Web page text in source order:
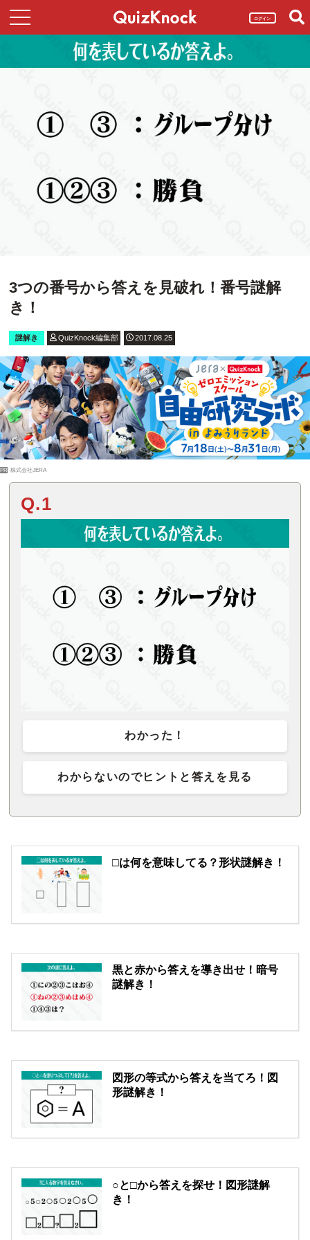
ログイン
3つの番号から答えを見破れ！番号謎解
き！
謎解き QuizKnock編集部 2017.08.25
PR 株式会社JERA
Q.1
わかった！
わからないのでヒントと答えを見る
□は何を意味してる？形状謎解き！
黒と赤から答えを導き出せ！暗号
謎解き！
図形の等式から答えを当てろ！図
形謎解き！
○と□から答えを探せ！図形謎解
き！